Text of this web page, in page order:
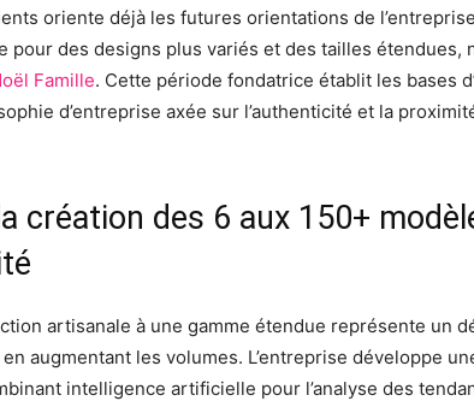
oriente déjà les futures orientations de
pour des designs plus variés et des tailles étendues,
Famille. Cette période fondatrice établit les bases
d’entreprise axée sur l’authenticité et la
création des 6 aux 150+
artisanale à une gamme étendue représente un
augmentant les volumes. L’entreprise développe
intelligence artificielle pour l’analyse des